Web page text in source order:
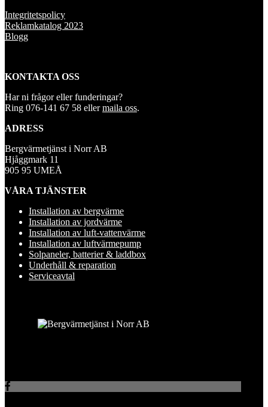
Integritetspolicy
Reklamkatalog 2023
Blogg
KONTAKTA OSS
Har ni frågor eller funderingar?
Ring 076-141 67 58 ellermaila oss.
ADRESS
Bergvärmetjänst i Norr AB
Hjåggmark 11
905 95 UMEÅ
VÅRA TJÄNSTER
Installation av bergvärme
Installation av jordvärme
Installation av luft-vattenvärme
Installation av luftvärmepump
Solpaneler, batterier & laddbox
Underhåll & reparation
Serviceavtal